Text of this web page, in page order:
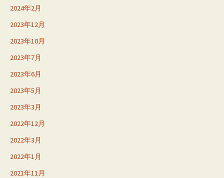
2024年2月
2023年12月
2023年10月
2023年7月
2023年6月
2023年5月
2023年3月
2022年12月
2022年3月
2022年1月
2021年11月